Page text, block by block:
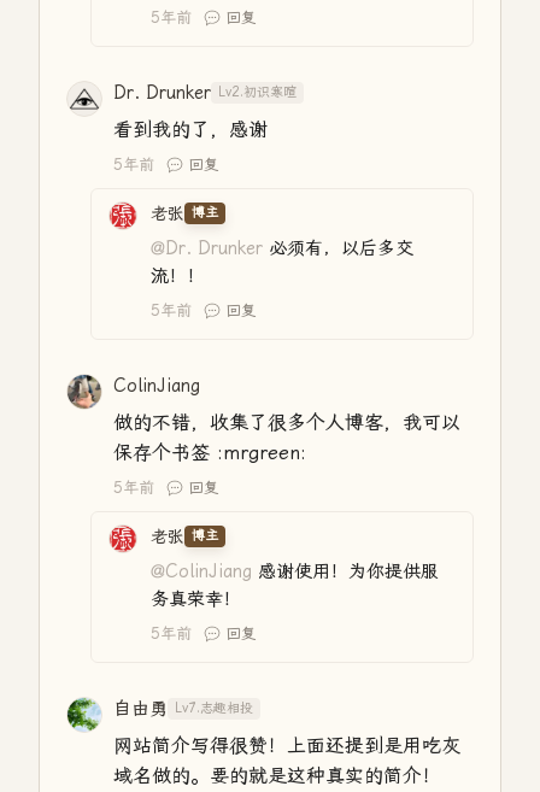
5年前 回复
Dr. Drunker Lv2.初识寒暄
看到我的了，感谢
5年前 回复
老张 博主
@Dr. Drunker 必须有，以后多交
流！！
5年前 回复
ColinJiang
做的不错，收集了很多个人博客，我可以
保存个书签 :mrgreen:
5年前 回复
老张 博主
@ColinJiang 感谢使用！为你提供服
务真荣幸！
5年前 回复
自由勇 Lv7.志趣相投
网站简介写得很赞！上面还提到是用吃灰
域名做的。要的就是这种真实的简介！